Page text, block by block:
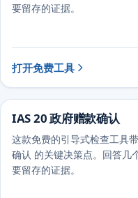
要留存的证据。
打开免费工具
IAS 20 政府赠款确认
这款免费的引导式检查工具
确认 的关键决策点。回答几
要留存的证据。